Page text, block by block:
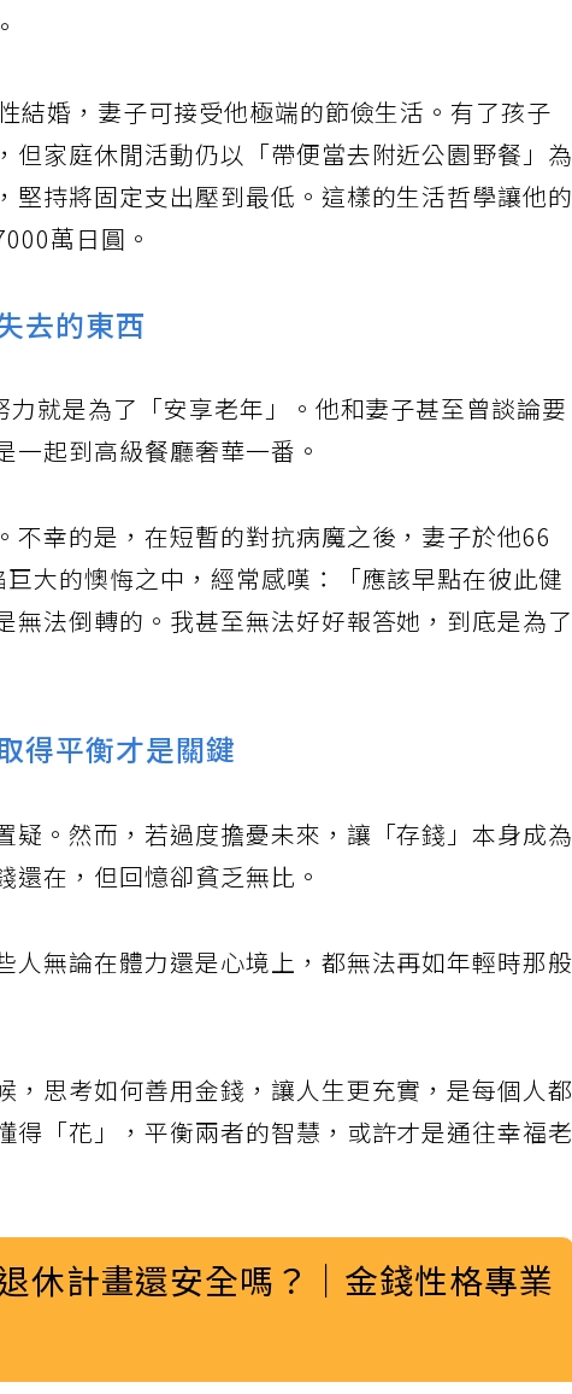
結婚，妻子可接受他極端的節儉生活。有了孩子
但家庭休閒活動仍以「帶便當去附近公園野餐」為
堅持將固定支出壓到最低。這樣的生活哲學讓他的
萬日圓。
去的東西
就是為了「安享老年」。他和妻子甚至曾談論要
起到高級餐廳奢華一番。
不幸的是，在短暫的對抗病魔之後，妻子於他66
大的懊悔之中，經常感嘆：「應該早點在彼此健
法倒轉的。我甚至無法好好報答她，到底是為了
得平衡才是關鍵
疑。然而，若過度擔憂未來，讓「存錢」本身成為
在，但回憶卻貧乏無比。
人無論在體力還是心境上，都無法再如年輕時那般
，思考如何善用金錢，讓人生更充實，是每個人都
得「花」，平衡兩者的智慧，或許才是通往幸福老
休計畫還安全嗎？｜金錢性格專業